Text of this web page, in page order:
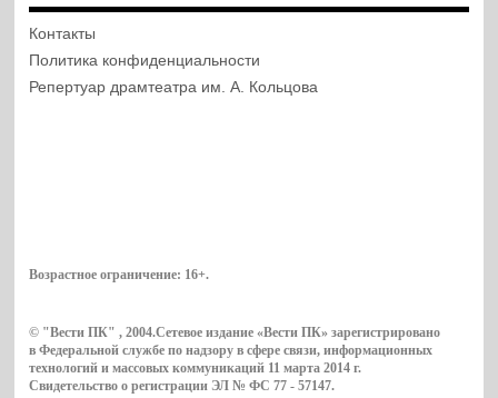
Контакты
Политика конфиденциальности
Репертуар драмтеатра им. А. Кольцова
Возрастное ограничение: 16+.
© "Вести ПК" , 2004.Сетевое издание «Вести ПК» зарегистрировано
в Федеральной службе по надзору в сфере связи, информационных
технологий и массовых коммуникаций 11 марта 2014 г.
Свидетельство о регистрации ЭЛ № ФС 77 - 57147.